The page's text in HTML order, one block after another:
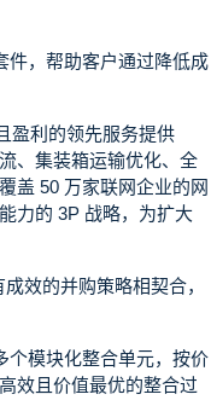
件，帮助客户通过降低成
盈利的领先服务提供
、集装箱运输优化、全
盖 50 万家联网企业的网
力的 3P 战略，为扩大
效的并购策略相契合，
个模块化整合单元，按价
效且价值最优的整合过